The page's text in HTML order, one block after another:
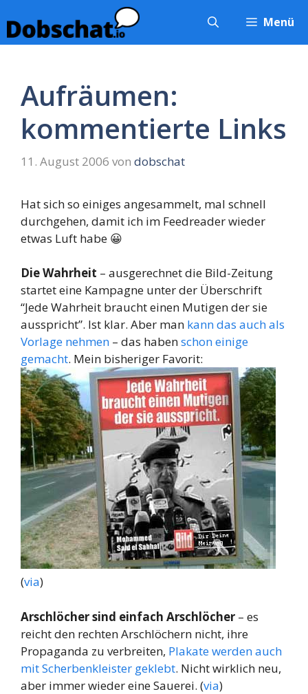
Inhalt
springen
Menü
Aufräumen:
kommentierte Links
11. August 2006 von dobschat
Hat sich so einiges angesammelt, mal schnell
durchgehen, damit ich im Feedreader wieder
etwas Luft habe 😀
Die Wahrheit – ausgerechnet die Bild-Zeitung
startet eine Kampagne unter der Überschrift
“Jede Wahrheit braucht einen Mutigen der sie
ausspricht”. Ist klar. Aber man kann das auch als
Vorlage nehmen – das habenschon einige
gemacht. Mein bisheriger Favorit:
(via)
Arschlöcher sind einfach Arschlöcher – es
reicht den rechten Arschlöchern nicht, ihre
Propaganda zu verbreiten, Plakate werden auch
mit Scherbenkleister geklebt. Nicht wirklich neu,
aber immer wieder eine Sauerei. (via)